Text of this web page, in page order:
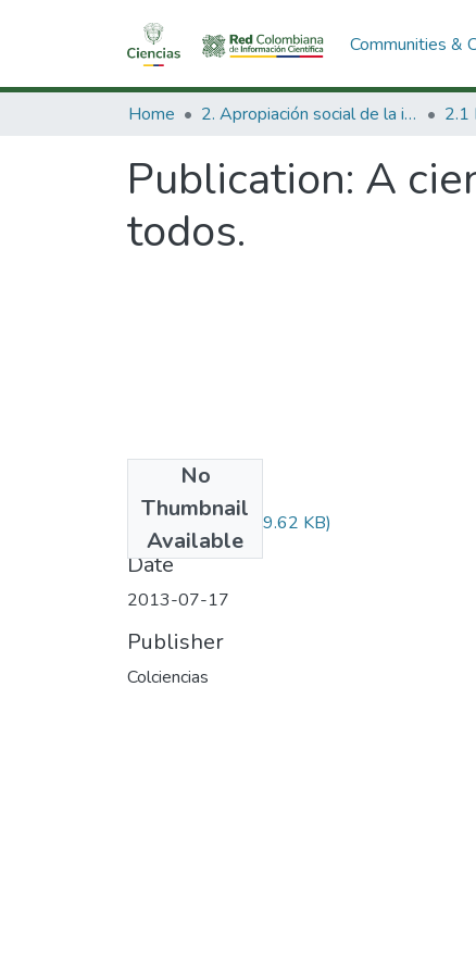
Communities &
Home 2. Apropiación social de la información en Ciencia Tecnología e Innovación
Publication: A
todos.
No
Thumbnail
Available
Audiovisual.pdf(29.62 KB)
Date
2013-07-17
Publisher
Colciencias